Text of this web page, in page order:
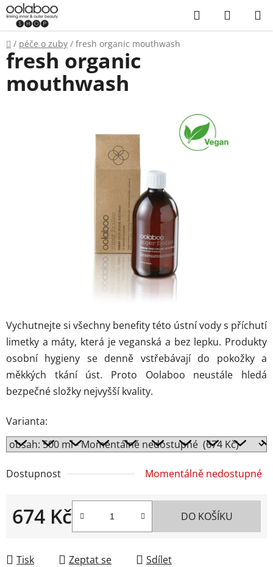
Přejít
na
obsah
Hledat
KOŠÍK
Domů
/ péče o zuby / fresh organic mouthwash
Vychutnejte si všechny benefity této ústní vody s příchutí
limetky a máty, která je veganská a bez lepku. Produkty
osobní hygieny se denně vstřebávají do pokožky a
měkkých tkání úst. Proto Oolaboo neustále hledá
bezpečné složky nejvyšší kvality.
Varianta:
Dostupnost Momentálně nedostupné
674 Kč DO KOŠÍKU
Tisk Zeptat se Sdílet
fresh organic
mouthwash